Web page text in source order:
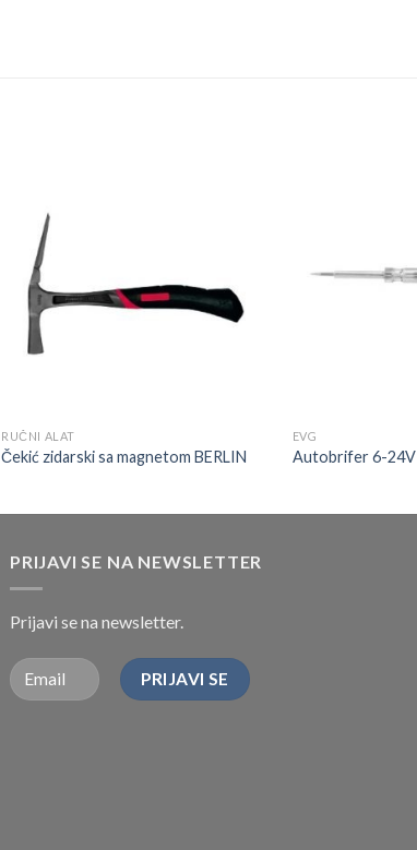
RUČNI ALAT
Čekić zidarski sa magnetom BERLIN
EVG
Autobrifer 6-24V
PRIJAVI SE NA NEWSLETTER
Prijavi se na newsletter.